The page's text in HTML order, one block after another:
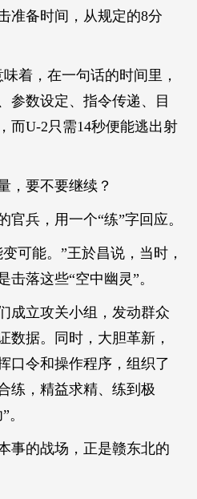
准备时间，从规定的8分
着，在一句话的时间里，
参数设定、指令传递、目
而U-2只需14秒便能逃出射
，要不要继续？
官兵，用一个“练”字回应。
可能。”王於昌说，当时，
落这些“空中幽灵”。
成立攻关小组，发动群众
数据。同时，大胆革新，
口令和操作程序，组织了
练，精益求精、练到极
事的战场，正是赣东北的